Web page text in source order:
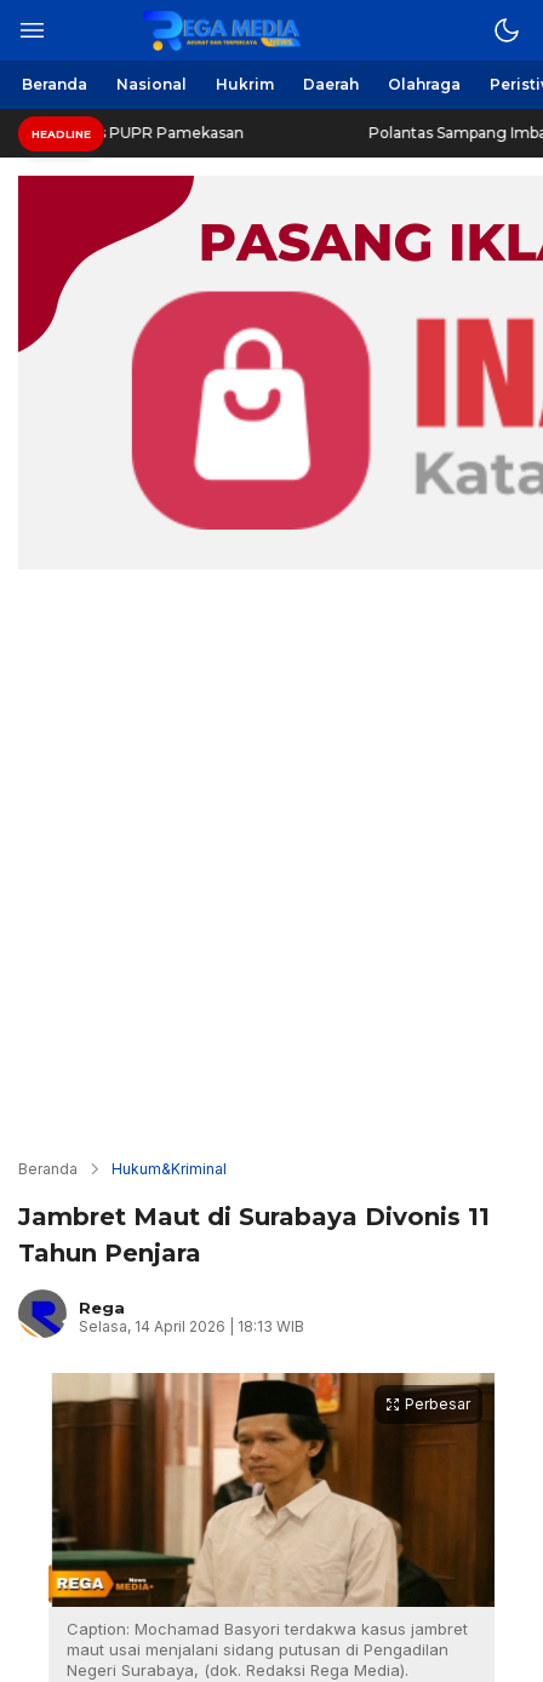
Beranda Nasional Hukrim Daerah Olahraga
HEADLINE
PUPR Pamekasan Polantas Sampang Imbau Latihan
Beranda Hukum&Kriminal
Jambret Maut di Surabaya Divonis 11
Tahun Penjara
Rega
Selasa, 14 April 2026 | 18:13 WIB
Perbesar
Caption: Mochamad Basyori terdakwa kasus jambret
maut usai menjalani sidang putusan di Pengadilan
Negeri Surabaya, (dok. Redaksi Rega Media).